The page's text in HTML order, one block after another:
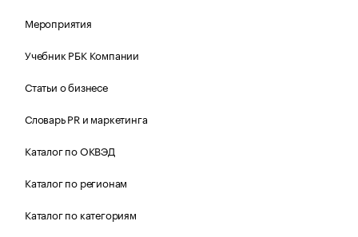
Мероприятия
Учебник РБК Компании
Статьи о бизнесе
Словарь PR и маркетинга
Каталог по ОКВЭД
Каталог по регионам
Каталог по категориям